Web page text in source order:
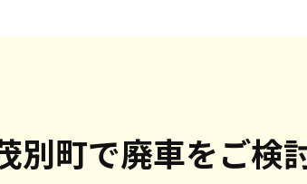
別町で廃車をご検